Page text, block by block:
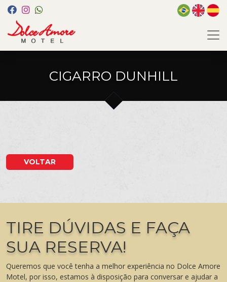
CIGARRO DUNHILL
VOLTAR
TIRE DÚVIDAS E FAÇA
SUA RESERVA!
Queremos que você tenha a melhor experiência no Dolce Amore
Motel, por isso, estamos à disposição para conversar e ajudar a